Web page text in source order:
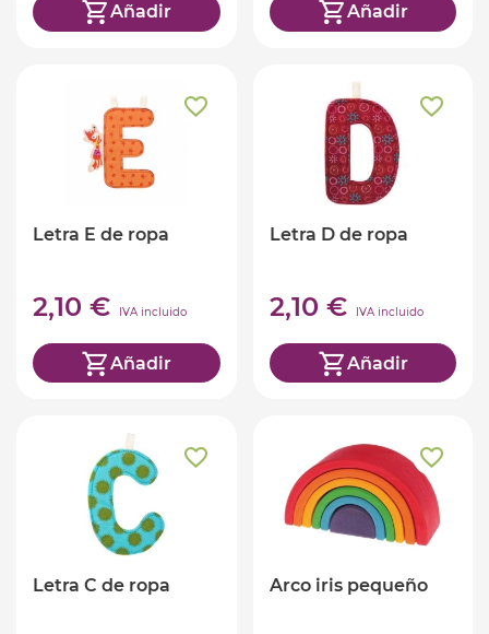
Añadir Añadir
Letra E de ropa
2,10 € IVA incluido
Añadir
Letra D de ropa
2,10 € IVA incluido
Añadir
Letra C de ropa Arco iris pequeño